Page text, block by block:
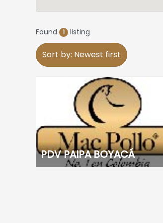
Found 1 listing
Sort by: Newest first
PDV PAIPA BOYACÁ